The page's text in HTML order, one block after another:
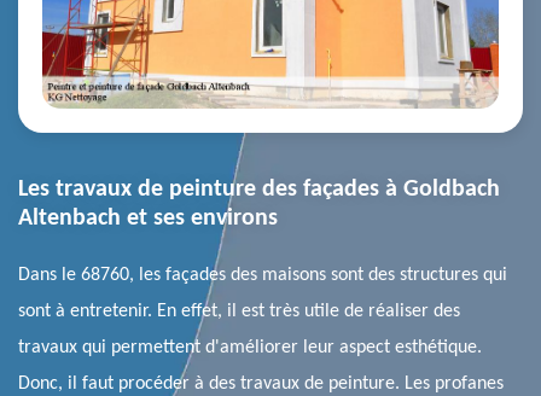
Les travaux de peinture des façades à Goldbach
Altenbach et ses environs
Dans le 68760, les façades des maisons sont des structures qui
sont à entretenir. En effet, il est très utile de réaliser des
travaux qui permettent d'améliorer leur aspect esthétique.
Donc, il faut procéder à des travaux de peinture. Les profanes